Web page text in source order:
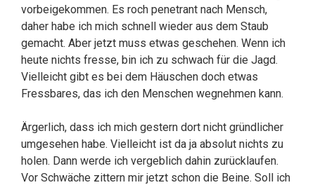
vorbeigekommen. Es roch penetrant nach Mensch,
daher habe ich mich schnell wieder aus dem Staub
gemacht. Aber jetzt muss etwas geschehen. Wenn ich
heute nichts fresse, bin ich zu schwach für die Jagd.
Vielleicht gibt es bei dem Häuschen doch etwas
Fressbares, das ich den Menschen wegnehmen kann.
Ärgerlich, dass ich mich gestern dort nicht gründlicher
umgesehen habe. Vielleicht ist da ja absolut nichts zu
holen. Dann werde ich vergeblich dahin zurücklaufen.
Vor Schwäche zittern mir jetzt schon die Beine. Soll ich